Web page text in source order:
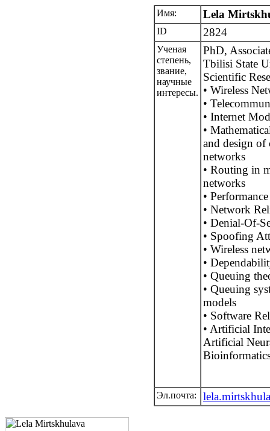
Имя: Lela
ID 2824
Ученая
степень,
звание,
научные
интересы.
PhD,
Tbilisi State
Scientific
• Wireless
•
• Internet
•
and design of
networks
• Routing in
networks
•
• Network
• Denial-Of-
• Spoofing
• Wireless
•
• Queuing
• Queuing
models
• Software
• Artificial
Artificial
Эл.почта: